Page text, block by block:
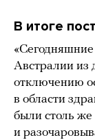
В итоге
Австралии из
отключению
в области
были столь
и